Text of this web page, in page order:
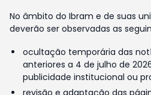
No âmbito do Ibram e de suas
deverão ser observadas as
ocultação temporária das
anteriores a 4 de julho de
publicidade institucional ou